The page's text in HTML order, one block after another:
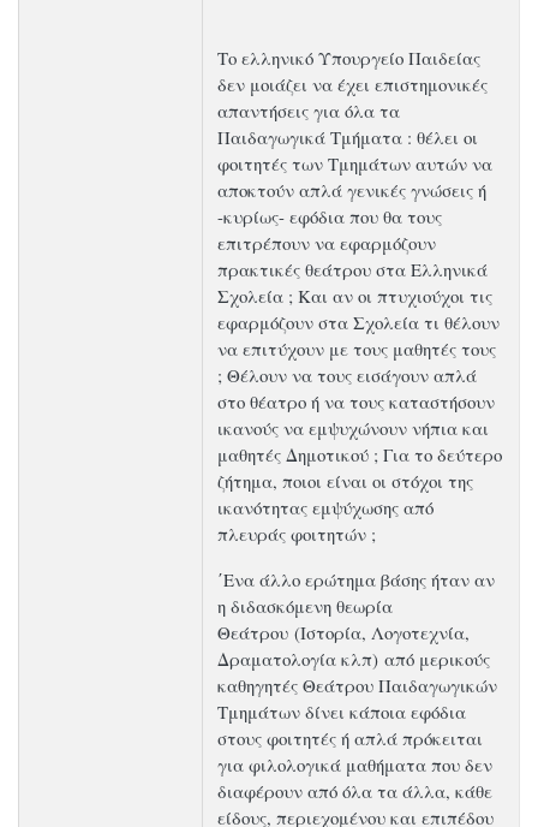
Το ελληνικό Υπουργείο Παιδείας
δεν μοιάζει να έχει επιστημονικές
απαντήσεις για όλα τα
Παιδαγωγικά Τμήματα : θέλει οι
φοιτητές των Τμημάτων αυτών να
αποκτούν απλά γενικές γνώσεις ή
-κυρίως- εφόδια που θα τους
επιτρέπουν να εφαρμόζουν
πρακτικές θεάτρου στα Ελληνικά
Σχολεία ; Και αν οι πτυχιούχοι τις
εφαρμόζουν στα Σχολεία τι θέλουν
να επιτύχουν με τους μαθητές τους
; Θέλουν να τους εισάγουν απλά
στο θέατρο ή να τους καταστήσουν
ικανούς να εμψυχώνουν νήπια και
μαθητές Δημοτικού ; Για το δεύτερο
ζήτημα, ποιοι είναι οι στόχοι της
ικανότητας εμψύχωσης από
πλευράς φοιτητών ;
΄Ενα άλλο ερώτημα βάσης ήταν αν
η διδασκόμενη θεωρία
Θεάτρου (Ιστορία, Λογοτεχνία,
Δραματολογία κλπ) από μερικούς
καθηγητές Θεάτρου Παιδαγωγικών
Τμημάτων δίνει κάποια εφόδια
στους φοιτητές ή απλά πρόκειται
για φιλολογικά μαθήματα που δεν
διαφέρουν από όλα τα άλλα, κάθε
είδους, περιεχομένου και επιπέδου